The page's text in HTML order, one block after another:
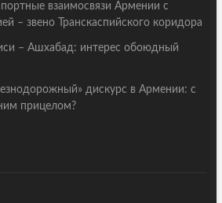
взаимосвязи Армении с
– звено Транскаспийского коридора
– Ашхабад: интерес обоюдный
дискурс в Армении: с
прицелом?